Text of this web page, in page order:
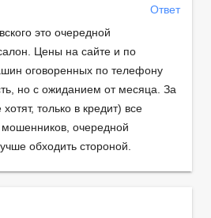
Ответ
это очередной
Цены на сайте и по
оговоренных по телефону
но с ожиданием от месяца. За
только в кредит) все
мошенников, очередной
обходить стороной.